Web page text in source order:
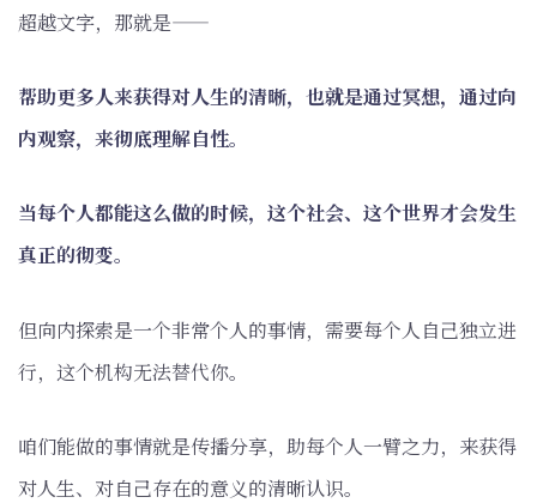
超越文字，那就是——
帮助更多人来获得对人生的清晰，也就是通过冥想，通过向
内观察，来彻底理解自性。
当每个人都能这么做的时候，这个社会、这个世界才会发生
真正的彻变。
但向内探索是一个非常个人的事情，需要每个人自己独立进
行，这个机构无法替代你。
咱们能做的事情就是传播分享，助每个人一臂之力，来获得
对人生、对自己存在的意义的清晰认识。